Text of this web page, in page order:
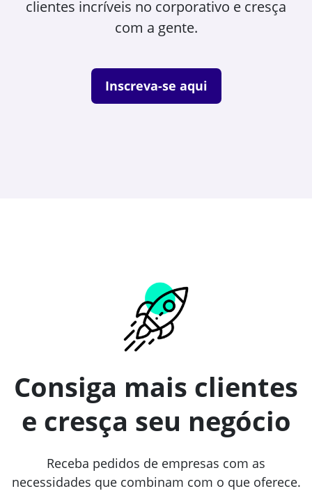
clientes incríveis no corporativo e cresça
com a gente.
Inscreva-se aqui
Consiga mais clientes
e cresça seu negócio
Receba pedidos de empresas com as
necessidades que combinam com o que oferece.